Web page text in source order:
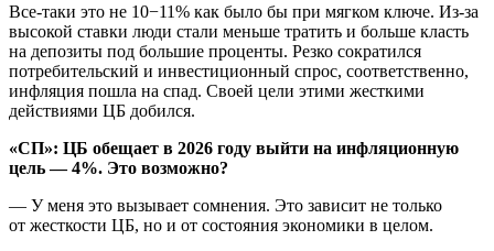
Все-таки это не 10−11% как было бы при мягком ключе. Из-за
высокой ставки люди стали меньше тратить и больше класть
на депозиты под большие проценты. Резко сократился
потребительский и инвестиционный спрос, соответственно,
инфляция пошла на спад. Своей цели этими жесткими
действиями ЦБ добился.
«СП»: ЦБ обещает в 2026 году выйти на инфляционную
цель — 4%. Это возможно?
— У меня это вызывает сомнения. Это зависит не только
от жесткости ЦБ, но и от состояния экономики в целом.